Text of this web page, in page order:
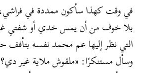
في وقت كهذا سأكون ممددة في فراشي،
بلا خوف من أن يمس خدي أو شفتي
التي نظر إليها عم محمد نفسه بتأفف
وسأل مستنكرًا: «ملقوش ملاية غير